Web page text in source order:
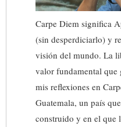
Carpe Diem significa
(sin desperdiciarlo) y
visión del mundo. La
valor fundamental
mis reflexiones en
Guatemala, un país
construido y en el que